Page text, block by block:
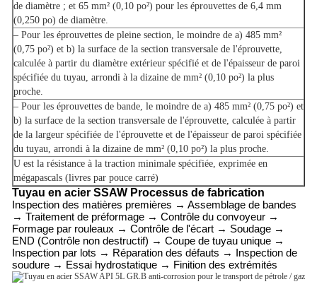
de diamètre ; et 65 mm² (0,10 po²) pour les éprouvettes de 6,4 mm
(0,250 po) de diamètre.
– Pour les éprouvettes de pleine section, le moindre de a) 485 mm²
(0,75 po²) et b) la surface de la section transversale de l'éprouvette,
calculée à partir du diamètre extérieur spécifié et de l'épaisseur de paroi
spécifiée du tuyau, arrondi à la dizaine de mm² (0,10 po²) la plus
proche.
– Pour les éprouvettes de bande, le moindre de a) 485 mm² (0,75 po²) et
b) la surface de la section transversale de l'éprouvette, calculée à partir
de la largeur spécifiée de l'éprouvette et de l'épaisseur de paroi spécifiée
du tuyau, arrondi à la dizaine de mm² (0,10 po²) la plus proche.
U est la résistance à la traction minimale spécifiée, exprimée en
mégapascals (livres par pouce carré)
Tuyau en acier SSAW Processus de fabrication
Inspection des matières premières → Assemblage de bandes
→ Traitement de préformage → Contrôle du convoyeur →
Formage par rouleaux → Contrôle de l'écart → Soudage →
END (Contrôle non destructif) → Coupe de tuyau unique →
Inspection par lots → Réparation des défauts → Inspection de
soudure → Essai hydrostatique → Finition des extrémités